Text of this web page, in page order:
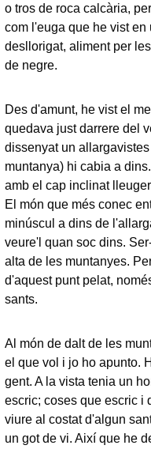
o tros de roca calcària,
com l'euga que he vist
desllorigat, aliment per
de negre.
Des d'amunt, he vist el
quedava just darrere del
dissenyat un
muntanya) hi cabia a
amb el cap inclinat
El món que més conec
minúscul a dins de
veure'l quan soc dins.
alta de les muntanyes.
d'aquest punt pelat,
sants.
Al món de dalt de les
el que vol i jo ho apunto.
gent. A la vista tenia un
escric; coses que escric i
viure al costat d'algun
un got de vi. Així que he